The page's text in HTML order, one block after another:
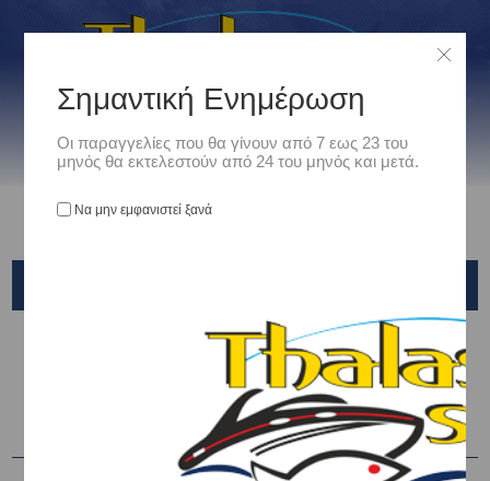
ΦΑΚΟΙ ΧΕΙΡΟΣ - ΦΑΚΟΙ ΚΕΦΑΛΗΣ
Σημαντική Ενημέρωση
Οι παραγγελίες που θα γίνουν από 7 εως 23 του
μηνός θα εκτελεστούν από 24 του μηνός και μετά.
Να μην εμφανιστεί ξανά